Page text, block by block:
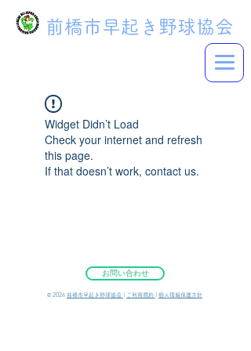
前橋市早起き野球協会
Widget Didn’t Load
Check your internet and refresh
this page.
If that doesn’t work, contact us.
お問い合わせ
©︎ 2026 前橋市早起き野球協会 ご利用規約 個人情報保護方針